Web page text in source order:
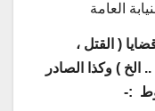
العامة
( القتل ،
الخ ) وكذا الصادر
:-